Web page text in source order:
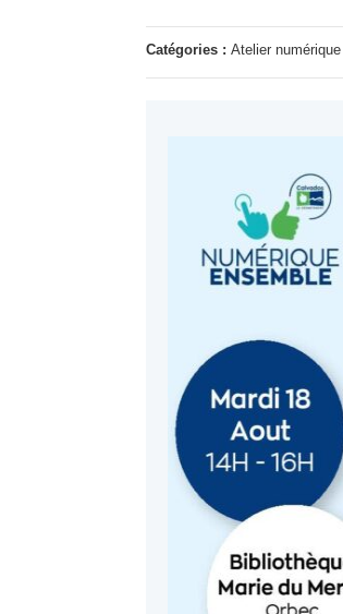
Catégories :Atelier numérique